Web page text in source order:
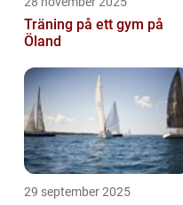
Träning på ett gym på
Öland
29 september 2025